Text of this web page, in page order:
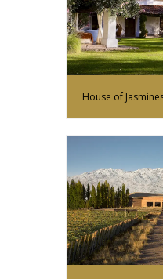
Más
House of
Más